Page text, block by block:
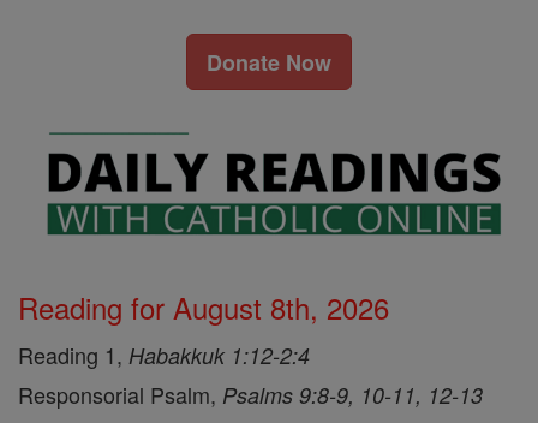
Donate Now
Reading for August 8th, 2026
Reading 1, Habakkuk 1:12-2:4
Responsorial Psalm, Psalms 9:8-9, 10-11, 12-13